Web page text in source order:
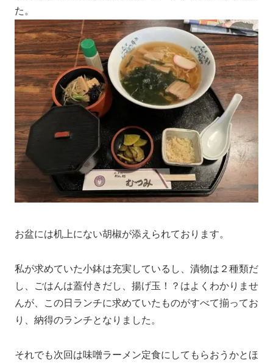
た。
お盆には机上にない胡椒が添えられております。
私が求めていた小鉢は充実しているし、漬物は２種類だ
し、ごはんは蓋付きだし、揚げ玉！？はよくわかりませ
んが、この日ランチに求めていたものがすべて揃ってお
り、納得のランチとなりました。
それでも次回は味噌ラーメン定食にしてもらおうかとほ